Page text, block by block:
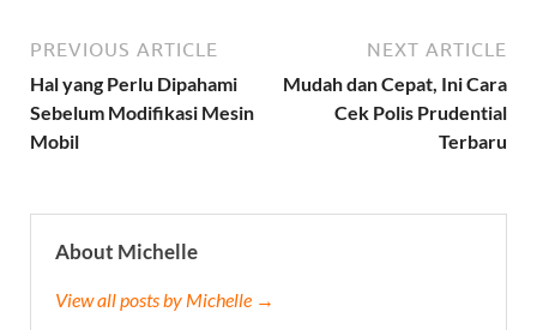
PREVIOUS ARTICLE
Hal yang Perlu Dipahami
Sebelum Modifikasi Mesin
Mobil
NEXT ARTICLE
Mudah dan Cepat, Ini Cara
Cek Polis Prudential
Terbaru
About Michelle
View all posts by Michelle →